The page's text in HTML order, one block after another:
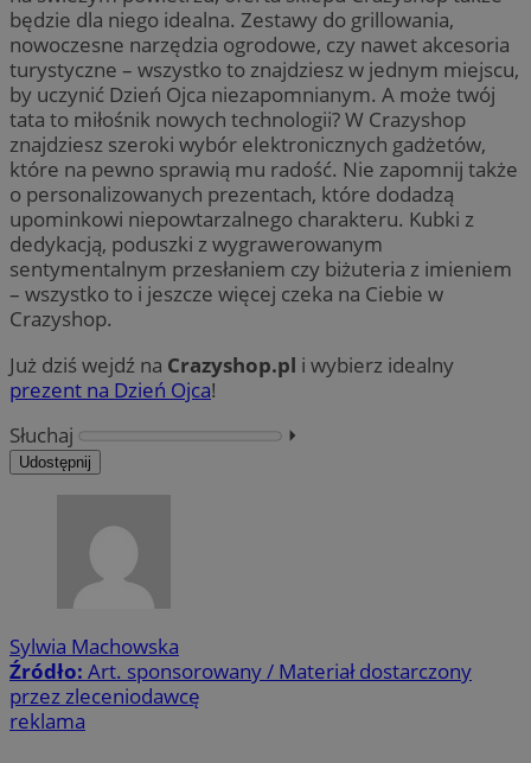
będzie dla niego idealna. Zestawy do grillowania,
nowoczesne narzędzia ogrodowe, czy nawet akcesoria
turystyczne – wszystko to znajdziesz w jednym miejscu,
by uczynić Dzień Ojca niezapomnianym. A może twój
tata to miłośnik nowych technologii? W Crazyshop
znajdziesz szeroki wybór elektronicznych gadżetów,
które na pewno sprawią mu radość. Nie zapomnij także
o personalizowanych prezentach, które dodadzą
upominkowi niepowtarzalnego charakteru. Kubki z
dedykacją, poduszki z wygrawerowanym
sentymentalnym przesłaniem czy biżuteria z imieniem
– wszystko to i jeszcze więcej czeka na Ciebie w
Crazyshop.
Już dziś wejdź na Crazyshop.pl i wybierz idealny
prezent na Dzień Ojca!
Słuchaj
⏵︎
Udostępnij
Sylwia Machowska
Źródło: Art. sponsorowany / Materiał dostarczony
przez zleceniodawcę
reklama